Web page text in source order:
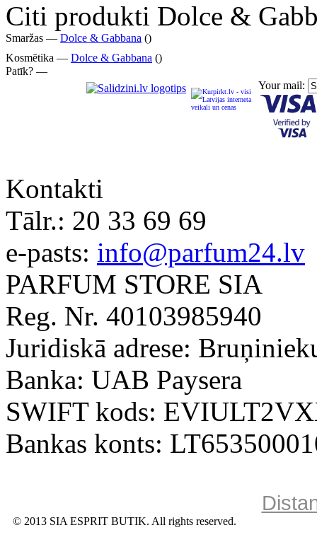
Citi produkti Dolce &
Smaržas — Dolce & Gabbana ()
Kosmētika — Dolce & Gabbana ()
Patīk? —
Your mail:
Kontakti
Tālr.: 20 33 69 69
e-pasts: info@parfum24.lv
PARFUM STORE SIA
Reg. Nr. 40103985940
Juridiskā adrese:
Banka: UAB Paysera
SWIFT kods:
Bankas konts:
© 2013 SIA ESPRIT BUTIK. All rights reserved.